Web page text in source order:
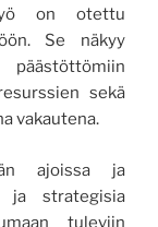
on otettu
Se näkyy
sekä
vakautena.
ajoissa ja
ja strategisia
tuleviin